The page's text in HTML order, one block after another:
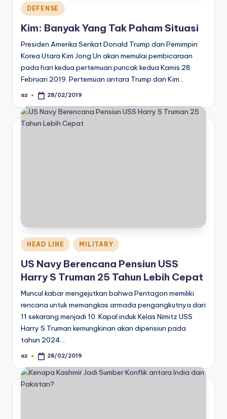
Posted
in
DEFENSE
Kim: Banyak Yang Tak Paham Situasi
Presiden Amerika Serikat Donald Trump dan Pemimpin
Korea Utara Kim Jong Un akan memulai pembicaraan
pada hari kedua pertemuan puncak kedua Kamis 28
Februari 2019. Pertemuan antara Trump dan Kim…
Posted
az 28/02/2019
Posted
in
HEAD LINE MILITARY
US Navy Berencana Pensiun USS
Harry S Truman 25 Tahun Lebih Cepat
Muncul kabar mengejutkan bahwa Pentagon memiliki
rencana untuk memangkas armada pengangkutnya dari
11 sekarang menjadi 10. Kapal induk Kelas Nimitz USS
Harry S Truman kemungkinan akan dipensiun pada
tahun 2024…
Posted
az 28/02/2019